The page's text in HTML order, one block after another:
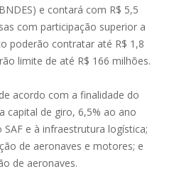
e contará com R$ 5,5
com participação superior a
poderão contratar até R$ 1,8
limite de até R$ 166 milhões.
acordo com a finalidade do
capital de giro, 6,5% ao ano
e à infraestrutura logística;
de aeronaves e motores; e
de aeronaves.